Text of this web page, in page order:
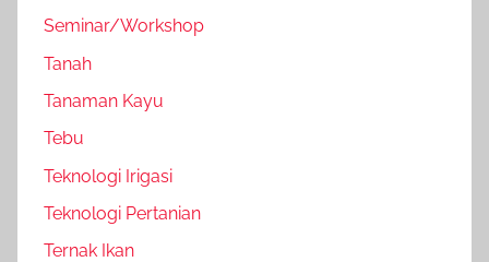
Seminar/Workshop
Tanah
Tanaman Kayu
Tebu
Teknologi Irigasi
Teknologi Pertanian
Ternak Ikan